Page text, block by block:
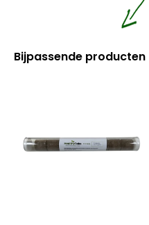
Bijpassende producten